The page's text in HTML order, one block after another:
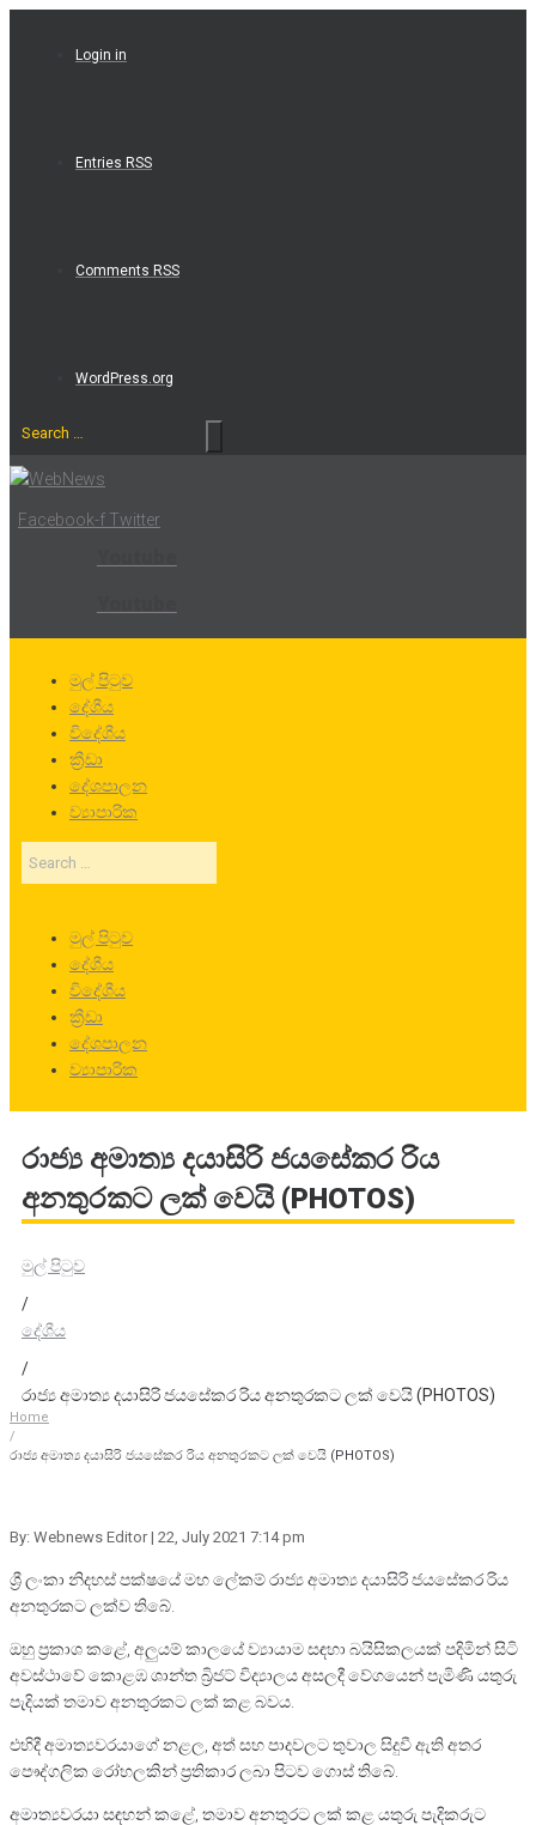
Login in
Entries RSS
Comments RSS
WordPress.org
Search
Facebook-f Twitter
මුල් පිටුව
දේශීය
විදේශීය
ක්‍රීඩා
දේශපාලන
ව්‍යාපාරික
Search
…
මුල් පිටුව
දේශීය
විදේශීය
ක්‍රීඩා
දේශපාලන
ව්‍යාපාරික
රාජ්‍ය අමාත්‍ය දයාසිරි ජයසේකර රිය
අනතුරකට ලක් වෙයි (PHOTOS)
මුල් පිටුව
/
දේශීය
/
රාජ්‍ය අමාත්‍ය දයාසිරි ජයසේකර රිය අනතුරකට ලක් වෙයි (PHOTOS)
Home
/
රාජ්‍ය අමාත්‍ය දයාසිරි ජයසේකර රිය අනතුරකට ලක් වෙයි (PHOTOS)
By: Webnews Editor | 22, July 2021 7:14 pm
ශ්‍රී ලංකා නිදහස් පක්ෂයේ මහ ලේකම් රාජ්‍ය අමාත්‍ය දයාසිරි ජයසේකර රිය
අනතුරකට ලක්ව තිබේ.
ඔහු ප්‍රකාශ කළේ, අලුයම් කාලයේ ව්‍යායාම සඳහා බයිසිකලයක් පදිමින් සිටි
අවස්ථාවේ කොළඹ ශාන්ත බ්‍රිජට් විද්‍යාලය අසලදී වේගයෙන් පැමිණි යතුරු
පැදියක් තමාව අනතුරකට ලක් කළ බවය.
එහිදී අමාත්‍යවරයාගේ නළල, අත් සහ පාදවලට තුවාල සිදුවී ඇති අතර
පෞද්ගලික රෝහලකින් ප්‍රතිකාර ලබා පිටව ගොස් තිබේ.
අමාත්‍යවරයා සඳහන් කළේ, තමාව අනතුරට ලක් කළ යතුරු පැදිකරුට